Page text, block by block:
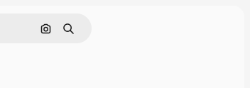
Buscar por imagen
Buscar